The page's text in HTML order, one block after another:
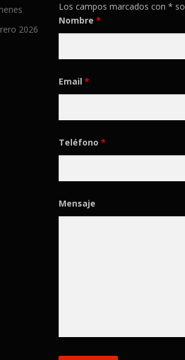
2026
Los campos marcados con *
Nombre *
Email *
Teléfono *
Mensaje